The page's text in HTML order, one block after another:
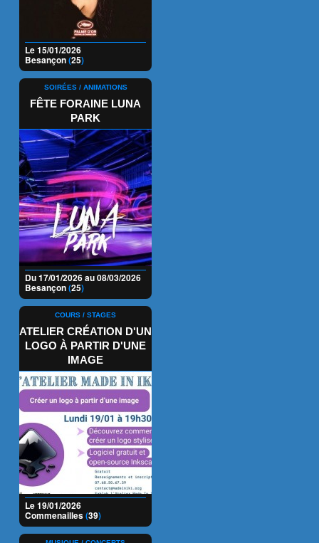
Le 15/01/2026
Besançon(25)
SOIRÉES / ANIMATIONS
FÊTE FORAINE LUNA
PARK
Du 17/01/2026 au 08/03/2026
Besançon(25)
COURS / STAGES
ATELIER CRÉATION D'UN
LOGO À PARTIR D'UNE
IMAGE
Le 19/01/2026
Commenailles(39)